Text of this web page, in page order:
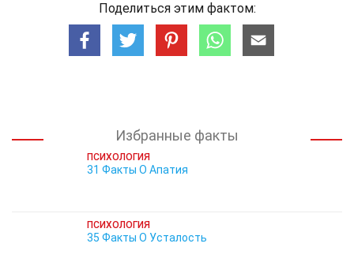
Поделиться этим фактом:
Избранные факты
ПСИХОЛОГИЯ
31 Факты О Апатия
ПСИХОЛОГИЯ
35 Факты О Усталость